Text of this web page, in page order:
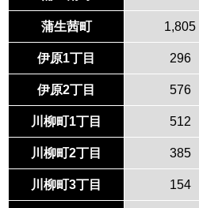
蒲生茜町 1,805
伊原1丁目 296
伊原2丁目 576
川柳町1丁目 512
川柳町2丁目 385
川柳町3丁目 154